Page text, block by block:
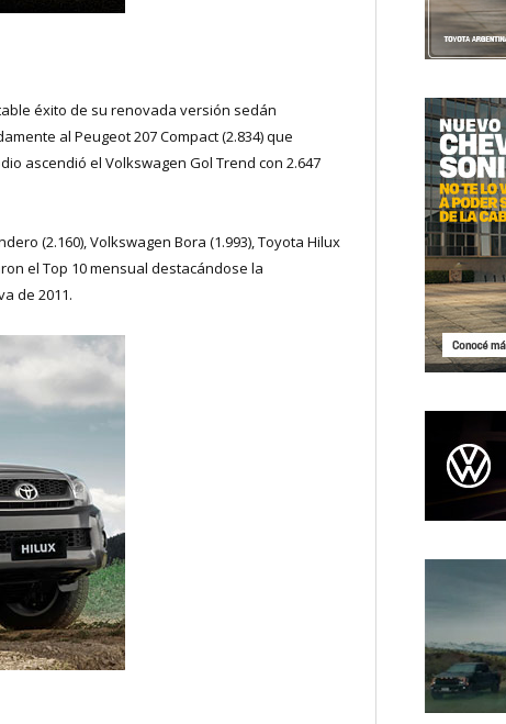
éxito de su renovada versión sedán
al Peugeot 207 Compact (2.834) que
ascendió el Volkswagen Gol Trend con 2.647
(2.160), Volkswagen Bora (1.993), Toyota Hilux
el Top 10 mensual destacándose la
de 2011.